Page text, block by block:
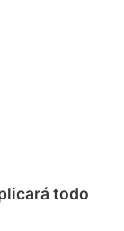
todo